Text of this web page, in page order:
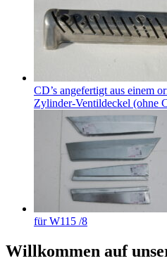
CD’s angefertigt aus einem
Zylinder-Ventildeckel (ohne
für W115 /8
Willkommen auf